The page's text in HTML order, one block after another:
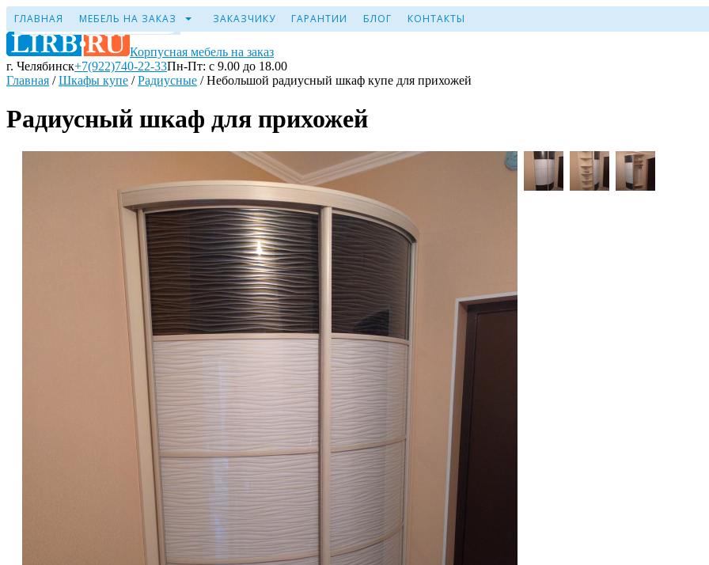
ГЛАВНАЯ МЕБЕЛЬ НА ЗАКАЗ ЗАКАЗЧИКУ ГАРАНТИИ БЛОГ КОНТАКТЫ
Корпусная мебель на заказ
г. Челябинск+7(922)740-22-33Пн-Пт: с 9.00 до 18.00
Главная /Шкафы купе /Радиусные /Небольшой радиусный шкаф купе для прихожей
Радиусный шкаф для прихожей